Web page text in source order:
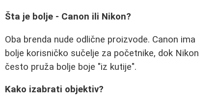
Šta je bolje - Canon ili Nikon?
Oba brenda nude odlične proizvode. Canon ima
bolje korisničko sučelje za početnike, dok Nikon
često pruža bolje boje "iz kutije".
Kako izabrati objektiv?